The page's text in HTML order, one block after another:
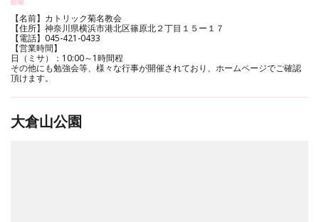
【名前】カトリック菊名教会
【住所】神奈川県横浜市港北区篠原北２丁目１５ー１７
【電話】045-421-0433
【営業時間】
日（ミサ）：10:00～1時間程
その他にも勉強会等、様々な行事が開催されており、ホームページでご確認
頂けます。
大倉山公園